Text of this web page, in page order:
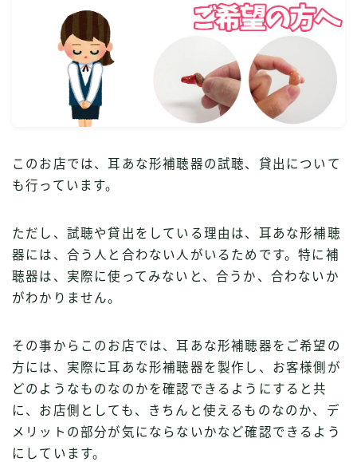
聞こえの改善と補聴器のFAQ
お客様の声
取り扱い補聴器
このお店では、耳あな形補聴器の試聴、貸出について
も行っています。
ただし、試聴や貸出をしている理由は、耳あな形補聴
器には、合う人と合わない人がいるためです。特に補
聴器は、実際に使ってみないと、合うか、合わないか
がわかりません。
その事からこのお店では、耳あな形補聴器をご希望の
方には、実際に耳あな形補聴器を製作し、お客様側が
どのようなものなのかを確認できるようにすると共
に、お店側としても、きちんと使えるものなのか、デ
メリットの部分が気にならないかなど確認できるよう
にしています。